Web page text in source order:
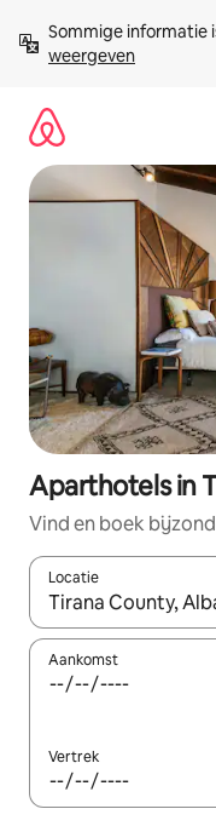
direct
naar
Sommige informatie
weergeven
Aparthotels in
Vind en boek
Locatie
Wanneer er
Aankomst
Vertrek